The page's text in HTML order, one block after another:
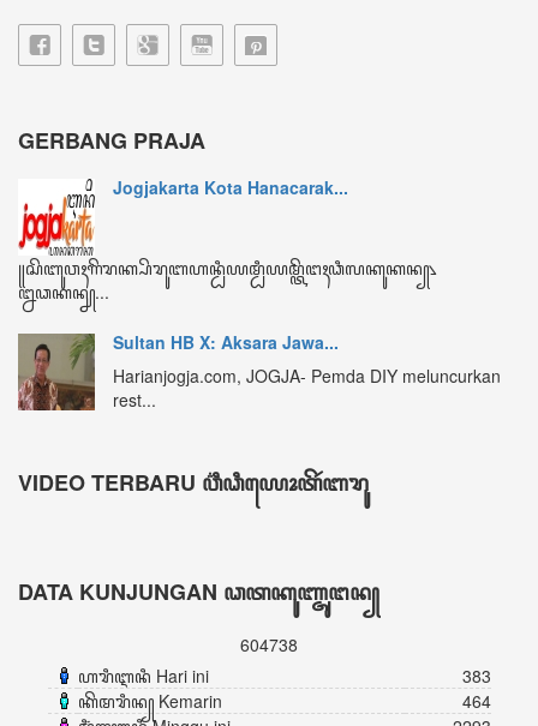
ꦏꦼꦩꦫꦶꦤ꧀ Kemarin
ꦩꦶꦁꦒꦸꦆꦤꦶ Minggu ini
ꦧꦸꦭꦤ꧀ꦆꦤꦶ Bulan ini
ꦏꦼꦱꦼꦭꦸꦫꦸꦲꦤ꧀ Keseluruhan
604738